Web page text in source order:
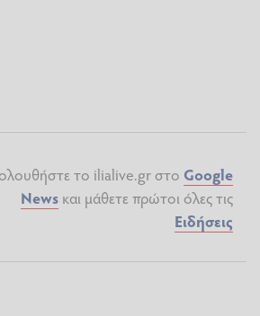
το ilialive.gr στο Google
News και μάθετε πρώτοι όλες τις
Ειδήσεις